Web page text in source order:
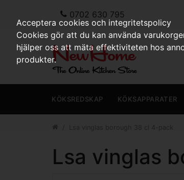
0702 630 795
KÖKSREDSKAP KÖKSAPPARATER
Lsa vinglas
Acceptera cookies och integritetspolicy
Cookies gör att du kan använda
hjälper oss att mäta effektiviteten hos
produkter.